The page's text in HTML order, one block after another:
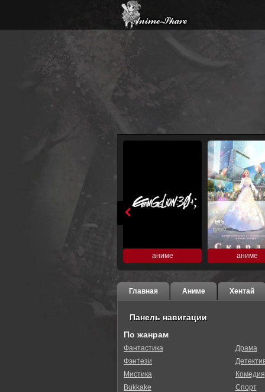
аниме аниме
Главная Аниме Хентай
Панель навигации
По жанрам
Фантастика
Фэнтези
Мистика
Bukkake
Драма
Комедия
Спорт